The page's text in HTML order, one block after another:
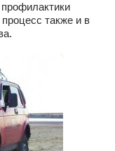
также и в